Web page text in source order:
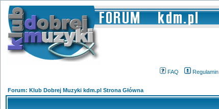
FAQ Regulamin
Forum: Klub Dobrej Muzyki kdm.pl Strona Główna